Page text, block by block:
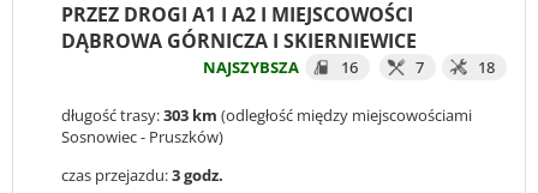
PRZEZ DROGI A1 I A2 I MIEJSCOWOŚCI
DĄBROWA GÓRNICZA I SKIERNIEWICE
NAJSZYBSZA 16 7 18
długość trasy:303 km (odległość między miejscowościami
Sosnowiec - Pruszków)
czas przejazdu:3 godz.